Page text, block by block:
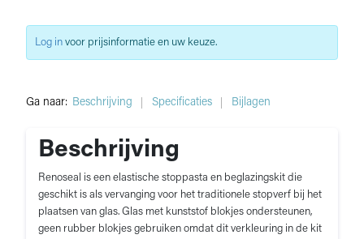
Ga naar: Beschrijving Specificaties Bijlagen
Beschrijving
Renoseal is een elastische stoppasta en beglazingskit die
geschikt is als vervanging voor het traditionele stopverf bij het
plaatsen van glas. Glas met kunststof blokjes ondersteunen,
geen rubber blokjes gebruiken omdat dit verkleuring in de kit
Log in voor prijsinformatie en uw keuze.